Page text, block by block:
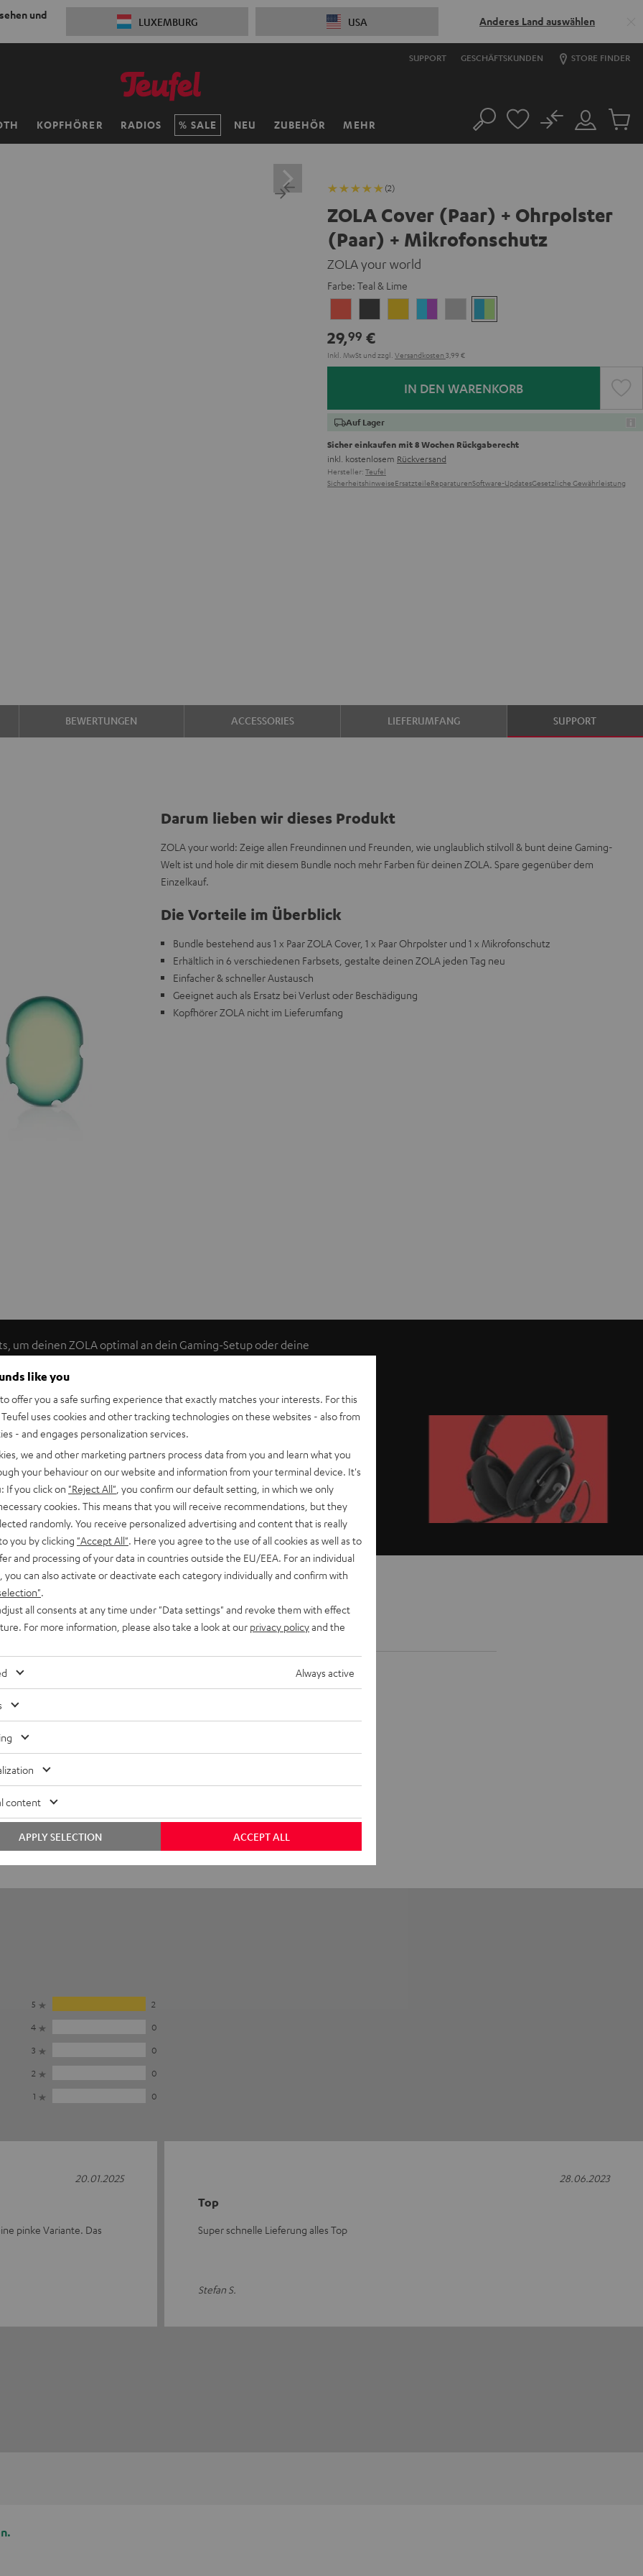
und
LUXEMBURG USA Anderes Land auswählen
SUPPORT GESCHÄFTSKUNDEN STORE FINDER
KOPFHÖRER RADIOS SALE NEU ZUBEHÖR MEHR Suche
Mein
Konto
No
Artikel
(2)
ZOLA Cover (Paar) + Ohrpolster
(Paar) + Mikrofonschutz
ZOLA your world
Farbe: Teal & Lime
Red
Gray
Amber
Gray
&
29,99 €
Inkl. MwSt und zzgl. Versandkosten 3,99 €
IN DEN WARENKORB
Auf Lager
Sicher einkaufen mit 8 Wochen Rückgaberecht
inkl. kostenlosem Rückversand
Hersteller: Teufel
SicherheitshinweiseErsatzteileReparaturenSoftware-UpdatesGesetzliche Gewährleistung
BEWERTUNGEN ACCESSORIES LIEFERUMFANG SUPPORT
Darum lieben wir dieses Produkt
ZOLA your world: Zeige allen Freundinnen und Freunden, wie unglaublich stilvoll & bunt deine Gaming-
Welt ist und hole dir mit diesem Bundle noch mehr Farben für deinen ZOLA. Spare gegenüber dem
Einzelkauf.
Die Vorteile im Überblick
Bundle bestehend aus 1 x Paar ZOLA Cover, 1 x Paar Ohrpolster und 1 x Mikrofonschutz
Erhältlich in 6 verschiedenen Farbsets, gestalte deinen ZOLA jeden Tag neu
Einfacher & schneller Austausch
Geeignet auch als Ersatz bei Verlust oder Beschädigung
Kopfhörer ZOLA nicht im Lieferumfang
um deinen ZOLA optimal an dein Gaming-Setup oder deine
Sets bestellen, um die Farbpalette zu erweitern. Die
zeitlos, urban und ziemlich frisch, wie wir finden.
(Paar) + Ohrpolster (Paar) + Mikrofonschutz
5
2
4
0
3
0
2
0
1
0
pinke Variante. Das
20.01.2025
Top
Super schnelle Lieferung alles Top
Stefan S.
28.06.2023
like you
offer you a safe surfing experience that exactly matches your interests. For this
uses cookies and other tracking technologies on these websites - also from
- and engages personalization services.
we and other marketing partners process data from you and learn what you
your behaviour on our website and information from your terminal device. It's
If you click on "Reject All" , you confirm our default setting, in which we only
cookies. This means that you will receive recommendations, but they
randomly. You receive personalized advertising and content that is really
you by clicking "Accept All" . Here you agree to the use of all cookies as well as to
and processing of your data in countries outside the EU/EEA. For an individual
you can also activate or deactivate each category individually and confirm with
all consents at any time under "Data settings" and revoke them with effect
For more information, please also take a look at our privacy policyand the
Always active
content
ACCEPT ALL
APPLY SELECTION